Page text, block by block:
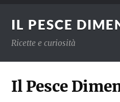
IL PESCE
Ricette e curiosità
Il Pesce